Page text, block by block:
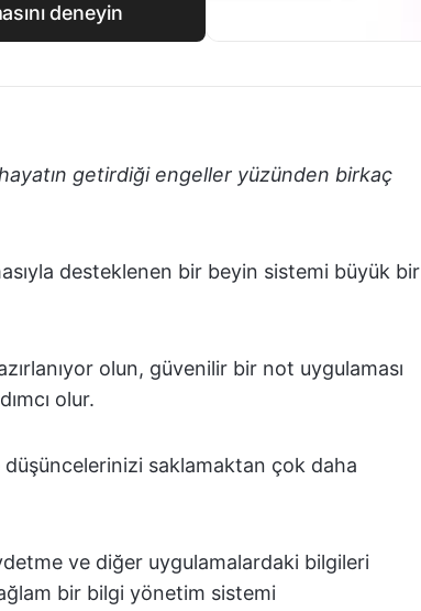
deneyin
getirdiği engeller yüzünden birkaç
desteklenen bir beyin sistemi büyük bir
olun, güvenilir bir not uygulaması
olur.
saklamaktan çok daha
ve diğer uygulamalardaki bilgileri
bir bilgi yönetim sistemi